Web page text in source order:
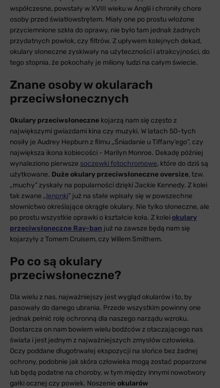
współczesne, powstały w XVIII wieku w Anglii i chroniły chore
osoby przed światłowstrętem. Miały one po prostu włożone
przyciemnione szkła do oprawy, nie było tam jednak żadnych
przydatnych powłok, czy filtrów. Z upływem kolejnych dekad,
okulary słoneczne zyskiwały na użyteczności i atrakcyjności, do
tego stopnia, że pokochały je miliony ludzi na całym świecie.
Znane osoby w okularach
przeciwsłonecznych
Okulary przeciwsłoneczne kojarzą nam się często z
największymi gwiazdami kina czy muzyki. W latach 50-tych
nosiły je Audrey Hepburn z filmu „Śniadanie u Tiffany’ego”, czy
największa ikona kobiecości - Marilyn Monroe. Dekadę później
wynaleziono pierwsze soczewki fotochromowe, które do dziś są
użytkowane. Duże okulary przeciwsłoneczne oversize, tzw.
„muchy” zyskały na popularności dzięki Jackie Kennedy. Z kolei
tak zwane „lenonki” już na stałe wpisały się w powszechne
słownictwo określające okrągłe okulary. Nie tylko słoneczne, ale
po prostu wszystkie oprawki o kształcie koła. Z koleiokulary
przeciwsłoneczne Ray-ban już na zawsze będą nam się
kojarzyły z Tomem Cruisem, czy Willem Smithem.
Po co są okulary
przeciwsłoneczne?
Dla wielu z nas, najważniejszy jest wygląd okularów i to, by
pasowały do danego ubrania. Przede wszystkim powinny one
jednak pełnić rolę ochronną dla naszego narządu wzroku.
Dostarcza on nam bowiem wielu bodźców z otaczającego nas
świata i jest jednym z najważniejszych zmysłów człowieka.
Oczy poddane długotrwałej ekspozycji na słońce bez żadnej
ochrony, podobnie jak skóra człowieka mogą zostać poparzone
lub będą podatne na choroby, w tym między innymi nowotwory
gałki ocznej czy powiek. Noszenie okularów